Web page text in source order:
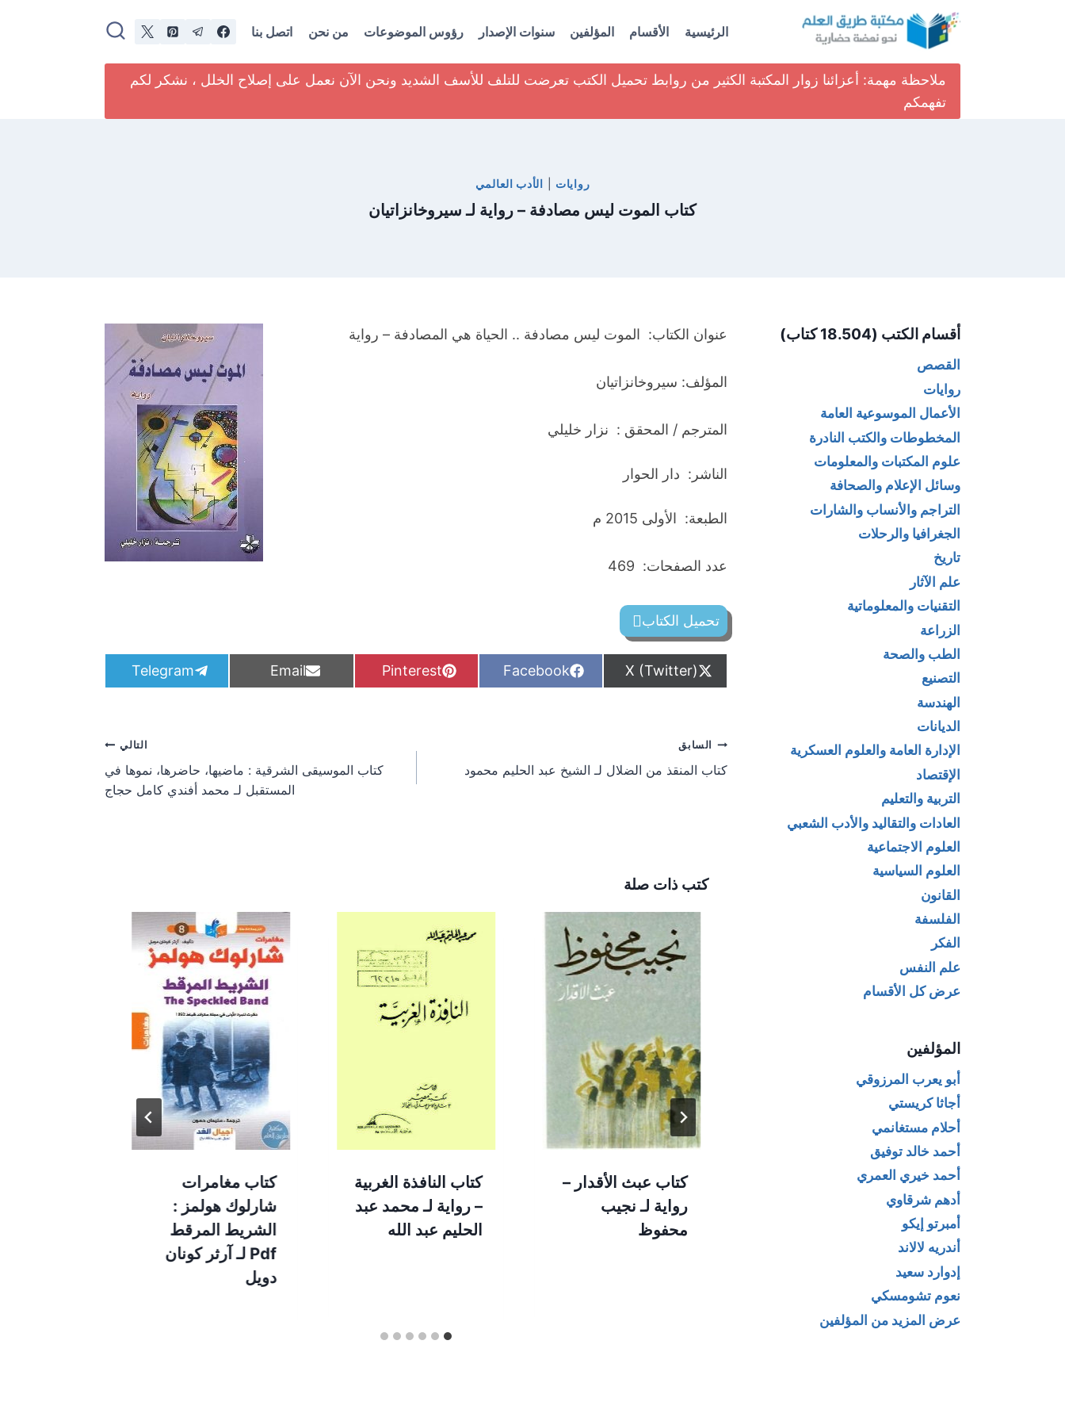
الرئيسية الأقسام المؤلفين سنوات الإصدار رؤوس الموضوعات من نحن اتصل بنا
ملاحظة مهمة: أعزائنا زوار المكتبة الكثير من روابط تحميل الكتب تعرضت للتلف للأسف الشديد ونحن الآن نعمل على إصلاح الخلل ، نشكر لكم
تفهمكم
روايات الأدب العالمي
كتاب الموت ليس مصادفة – رواية لـ سيروخانزاتيان
عنوان الكتاب: الموت ليس مصادفة .. الحياة هي المصادفة – رواية
المؤلف: سيروخانزاتيان
المترجم / المحقق : نزار خليلي
الناشر: دار الحوار
الطبعة: الأولى 2015 م
عدد الصفحات: 469
تحميل الكتاب
S
h
o
n
X (Twitter)
S
h
Facebook
S
h
Pinterest
S
h
Email
S
h
Telegram
تصفّح
المقالات
السابق
كتاب المنقذ من الضلال لـ الشيخ عبد الحليم محمود
التالي
كتاب الموسيقى الشرقية : ماضيها، حاضرها، نموها في
المستقبل لـ محمد أفندي كامل حجاج
كتب ذات صلة
تحميل رواية
باردليان – الجزء
كتاب عبث الأقدار –
رواية لـ نجيب
محفوظ
كتاب النافذة الغربية
– رواية لـ محمد عبد
الحليم عبد الله
كتاب مغامرات
شارلوك هولمز :
الشريط المرقط
Pdf لـ آرثر كونان
دويل
أقسام الكتب (18.504 كتاب)
القصص
روايات
الأعمال الموسوعية العامة
المخطوطات والكتب النادرة
علوم المكتبات والمعلومات
وسائل الإعلام والصحافة
التراجم والأنساب والشارات
الجغرافيا والرحلات
تاريخ
علم الآثار
التقنيات والمعلوماتية
الزراعة
الطب والصحة
التصنيع
الهندسة
الديانات
الإدارة العامة والعلوم العسكرية
الإقتصاد
التربية والتعليم
العادات والتقاليد والأدب الشعبي
العلوم الاجتماعية
العلوم السياسية
القانون
الفلسفة
الفكر
علم النفس
عرض كل الأقسام
المؤلفين
أبو يعرب المرزوقي
أجاثا كريستي
أحلام مستغانمي
أحمد خالد توفيق
أحمد خيري العمري
أدهم شرقاوي
أمبرتو إيكو
أندريه لالاند
إدوارد سعيد
نعوم تشومسكي
عرض المزيد من المؤلفين